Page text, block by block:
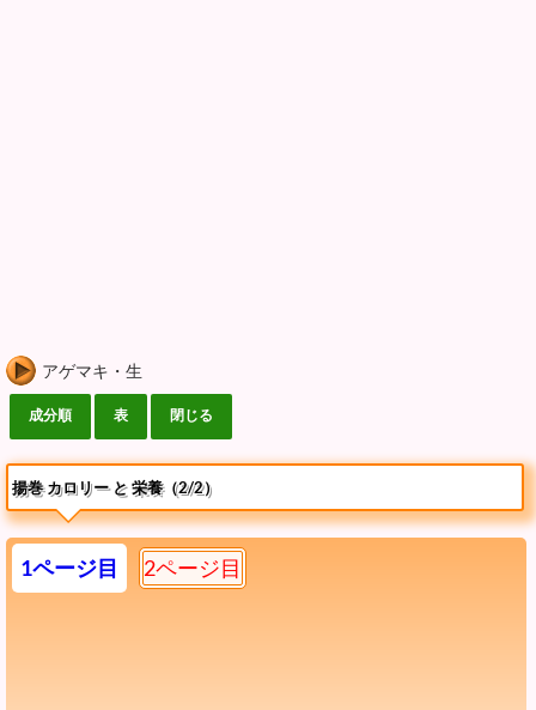
アゲマキ・生
揚巻 カロリー と 栄養（2/2）
1ページ目 2ページ目